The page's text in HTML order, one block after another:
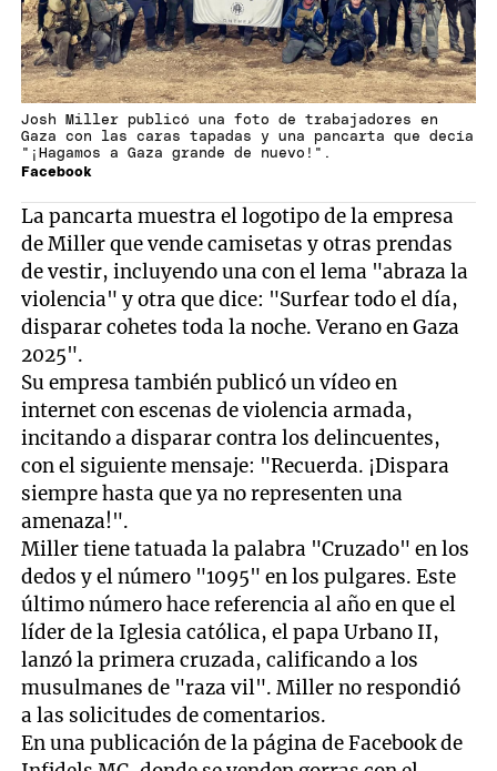
Facebook
Josh Miller publicó una foto de trabajadores en
Gaza con las caras tapadas y una pancarta que decía
"¡Hagamos a Gaza grande de nuevo!".
La pancarta muestra el logotipo de la empresa
de Miller que vende camisetas y otras prendas
de vestir, incluyendo una con el lema "abraza la
violencia" y otra que dice: "Surfear todo el día,
disparar cohetes toda la noche. Verano en Gaza
2025".
Su empresa también publicó un vídeo en
internet con escenas de violencia armada,
incitando a disparar contra los delincuentes,
con el siguiente mensaje: "Recuerda. ¡Dispara
siempre hasta que ya no representen una
amenaza!".
Miller tiene tatuada la palabra "Cruzado" en los
dedos y el número "1095" en los pulgares. Este
último número hace referencia al año en que el
líder de la Iglesia católica, el papa Urbano II,
lanzó la primera cruzada, calificando a los
musulmanes de "raza vil". Miller no respondió
a las solicitudes de comentarios.
En una publicación de la página de Facebook de